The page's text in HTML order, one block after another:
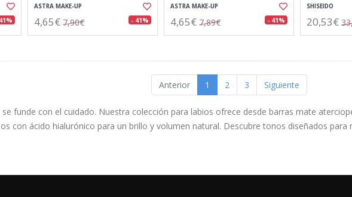
ASTRA MAKE-UP
4,65€ 7,90€ - 41%
ASTRA MAKE-UP
4,65€ 7,89€ - 41%
SHISEIDO
20,53€
Anterior 1 2 3 Siguiente
funde con el cuidado. Nuestra colección para labios ofrece desde barras mate
con ácido hialurónico para un brillo y volumen natural. Descubre tonos diseñados